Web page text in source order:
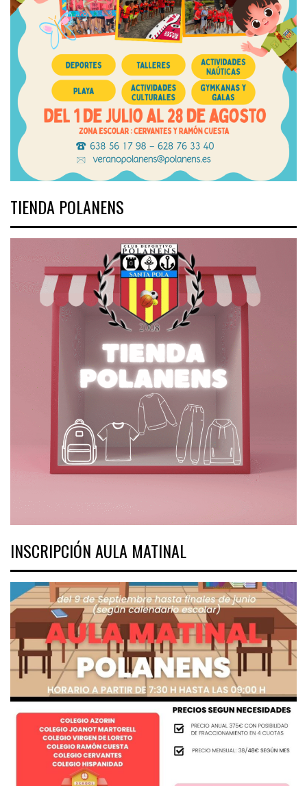
TIENDA POLANENS
INSCRIPCIÓN AULA MATINAL